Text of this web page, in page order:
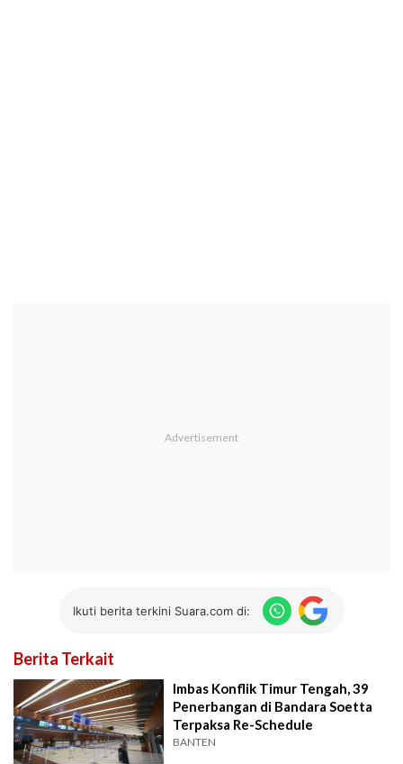
Ikuti berita terkini Suara.com di:
Berita Terkait
Imbas Konflik Timur Tengah, 39
Penerbangan di Bandara Soetta
Terpaksa Re-Schedule
BANTEN